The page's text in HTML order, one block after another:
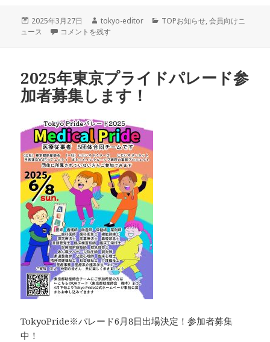
投
稿
2025年3月27日
作
成
tokyo-editor
カ
TOPお知らせ,会員向けニ
ュース
2025年度 生・性を語るエデュケーター認定申請・更新につい
コメントを残す
2025年東京プライドパレード参
加者募集します！
TokyoPride※パレード6月8日出場決定！参加者募集
中！